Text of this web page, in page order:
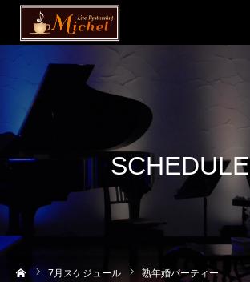
SCHEDULE
7月スケジュール 熟年婚パーティー